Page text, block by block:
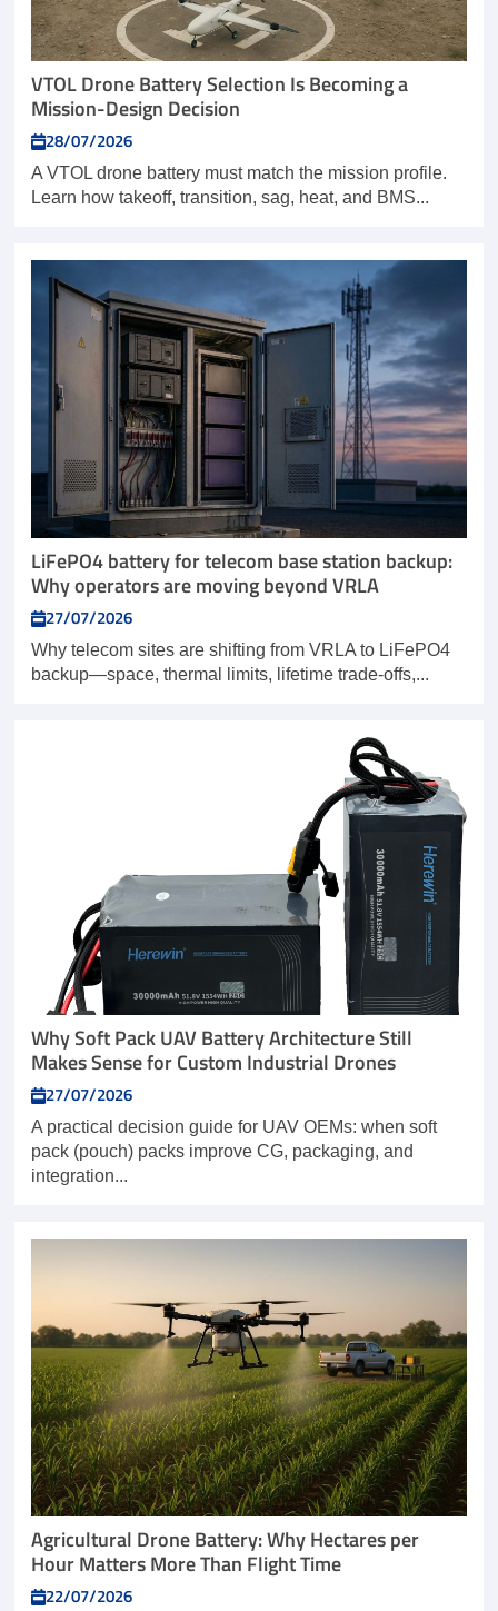
VTOL Drone Battery Selection Is Becoming a
Mission-Design Decision
28/07/2026
A VTOL drone battery must match the mission profile.
Learn how takeoff, transition, sag, heat, and BMS...
LiFePO4 battery for telecom base station backup:
Why operators are moving beyond VRLA
27/07/2026
Why telecom sites are shifting from VRLA to LiFePO4
backup—space, thermal limits, lifetime trade-offs,...
Why Soft Pack UAV Battery Architecture Still
Makes Sense for Custom Industrial Drones
27/07/2026
A practical decision guide for UAV OEMs: when soft
pack (pouch) packs improve CG, packaging, and
integration...
Agricultural Drone Battery: Why Hectares per
Hour Matters More Than Flight Time
22/07/2026